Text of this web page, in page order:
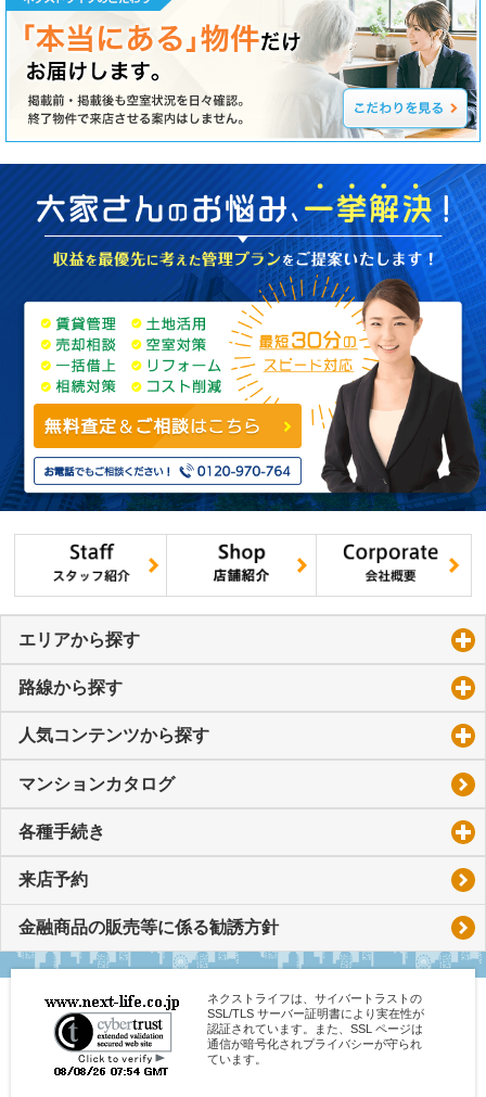
エリアから探す
路線から探す
人気コンテンツから探す
マンションカタログ
各種手続き
来店予約
金融商品の販売等に係る勧誘方針
ネクストライフは、サイバートラストの
SSL/TLS サーバー証明書により実在性が
認証されています。また、SSL ページは
通信が暗号化されプライバシーが守られ
ています。